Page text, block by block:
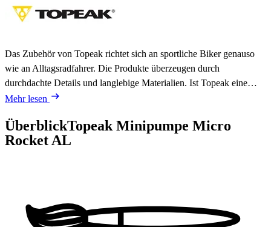
Das Zubehör von Topeak richtet sich an sportliche Biker genauso
wie an Alltagsradfahrer. Die Produkte überzeugen durch
durchdachte Details und langlebige Materialien. Ist Topeak eine…
Mehr lesen
ÜberblickTopeak Minipumpe Micro
Rocket AL